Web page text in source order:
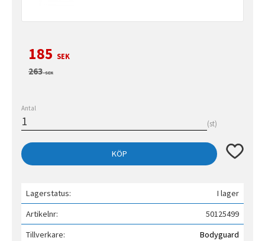
Nedsatt pris:
185 SEK
Ordinarie pris:
263SEK
Antal
st
KÖP Lägg till
Lagerstatus
I lager
Artikelnr
50125499
Tillverkare
Bodyguard